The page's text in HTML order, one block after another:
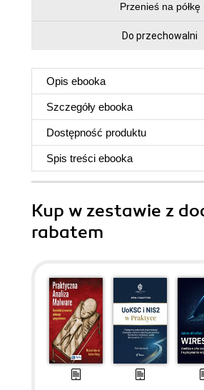
Przenieś na półkę
Do przechowalni
Opis ebooka
Szczegóły ebooka
Dostępność produktu
Spis treści ebooka
Kup w zestawie z
rabatem